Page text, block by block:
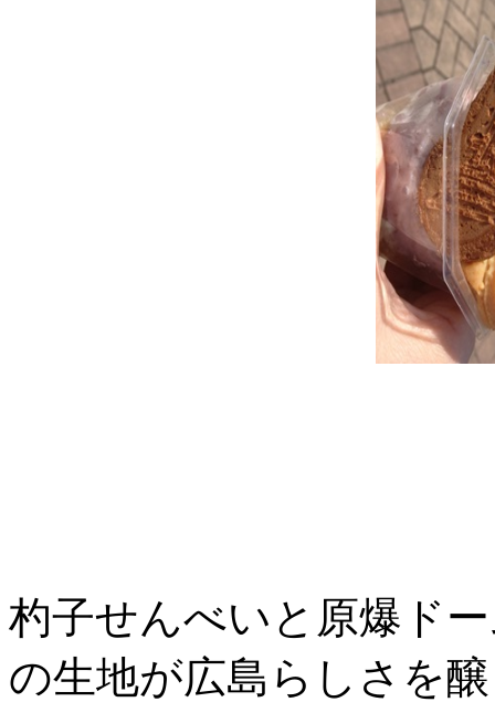
杓子せんべいと原爆ド
の生地が広島らしさを